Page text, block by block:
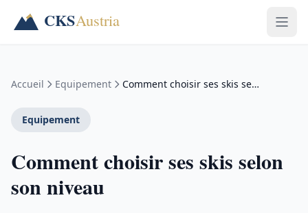
Accueil Equipement Comment choisir ses skis selon son niveau
Equipement
Comment choisir ses skis selon
son niveau